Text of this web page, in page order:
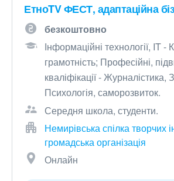
ЕтноTV ФЕСТ, адаптаційна
безкоштовно
Інформаційні технології, IT
грамотність; Професійні,
кваліфікації - Журналістика,
Психологія, саморозвиток.
Середня школа, студенти.
Немирівська спілка творчих
громадська організація
Онлайн